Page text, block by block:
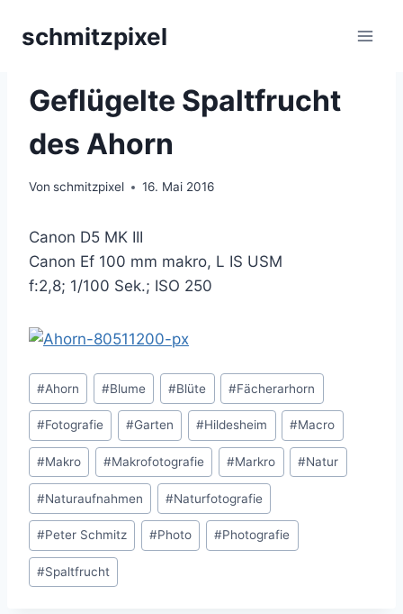
Inhaltschmitzpixel
Geflügelte Spaltfrucht
des Ahorn
Von schmitzpixel 16. Mai 2016
Canon D5 MK III
Canon Ef 100 mm makro, L IS USM
f:2,8; 1/100 Sek.; ISO 250
Schlagworte:
#Ahorn #Blume #Blüte #Fächerarhorn
#Fotografie #Garten #Hildesheim #Macro
#Makro #Makrofotografie #Markro #Natur
#Naturaufnahmen #Naturfotografie
#Peter Schmitz #Photo #Photografie
#Spaltfrucht